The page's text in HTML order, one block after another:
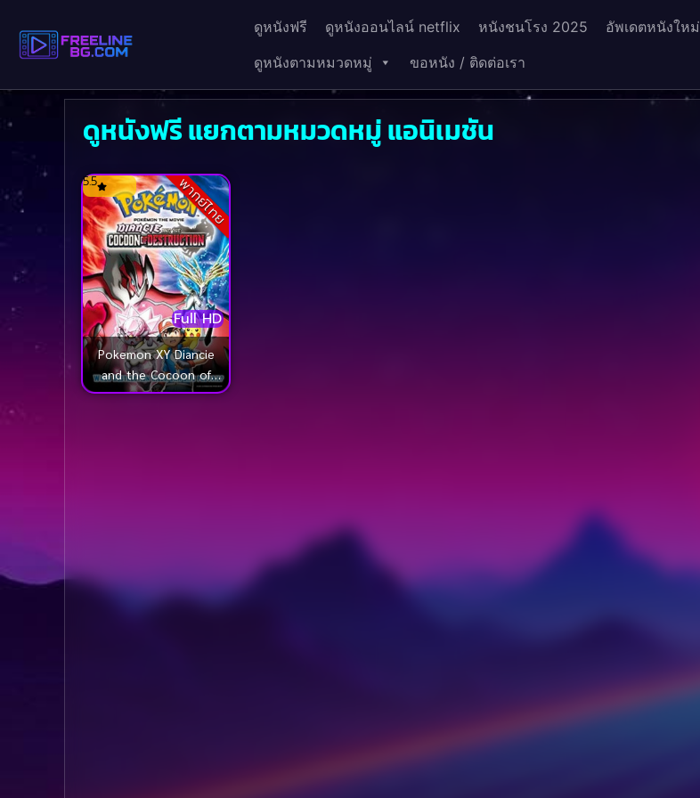
ดูหนังฟรี ดูหนังออนไลน์ netflix หนังชนโรง 2025 อัพเดตหนังใหม่
ดูหนังตามหมวดหมู่
ขอหนัง / ติดต่อเรา
ดูหนังฟรี แยกตามหมวดหมู่ แอนิเมชัน
พากย์ไทย
Full HD
5.5
Pokemon XY Diancie
and the Cocoon of
Destruction Movie